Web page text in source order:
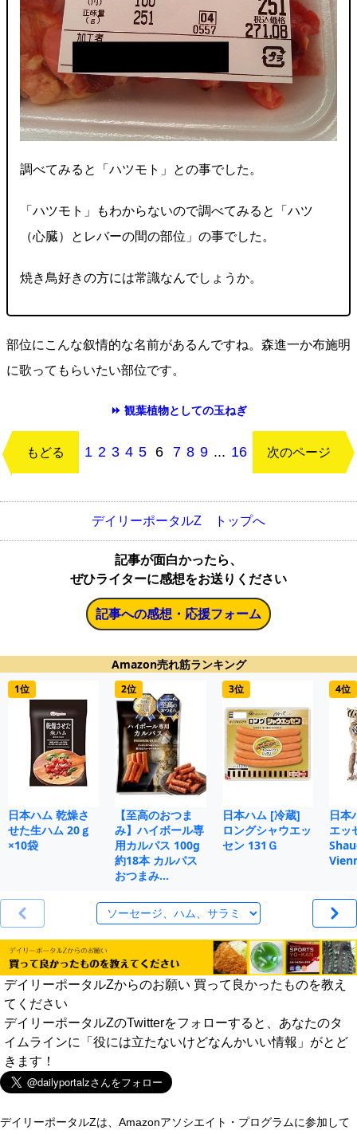
調べてみると「ハツモト」との事でした。
「ハツモト」もわからないので調べてみると「ハツ
（心臓）とレバーの間の部位」の事でした。
焼き鳥好きの方には常識なんでしょうか。
部位にこんな叙情的な名前があるんですね。森進一か布施明
に歌ってもらいたい部位です。
⏩ 観葉植物としての玉ねぎ
もどる 1 2 3 4 5 6 7 8 9 ... 16 次のページ
デイリーポータルZ トップへ
記事が面白かったら、
ぜひライターに感想をお送りください
記事への感想・応援フォーム
Amazon売れ筋ランキング
1位
日本ハム 乾燥さ
せた生ハム 20ｇ
×10袋
2位
【至高のおつま
み】ハイボール専
用カルパス 100g
約18本 カルパス
おつまみ…
3位
日本ハム [冷蔵]
ロングシャウエッ
セン 131Ｇ
4位
日本
エッ
デイリーポータルZからのお願い 買って良かったものを教え
てください
デイリーポータルZのTwitterをフォローすると、あなたのタ
イムラインに「役には立たないけどなんかいい情報」がとど
きます！
デイリーポータルZは、Amazonアソシエイト・プログラムに参加して